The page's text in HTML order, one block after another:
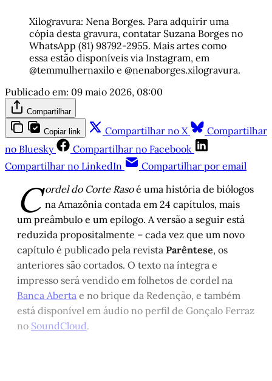
Xilogravura: Nena Borges. Para adquirir uma
cópia desta gravura, contatar Suzana Borges no
WhatsApp (81) 98792-2955. Mais artes como
essa estão disponíveis via Instagram, em
@temmulhernaxilo e @nenaborges.xilogravura.
Publicado em: 09 maio 2026, 08:00
Compartilhar
Copiar link Compartilhar no X
Compartilhar
no Bluesky
Compartilhar no Facebook
Compartilhar no LinkedIn
Compartilhar por email
C ordel do Corte Rasoé uma história de biólogos
na Amazônia contada em 24 capítulos, mais
um preâmbulo e um epílogo. A versão a seguir está
reduzida propositalmente – cada vez que um novo
capítulo é publicado pela revista Parêntese, os
anteriores são cortados. O texto na íntegra e
impresso será vendido em folhetos de cordel na
Banca Aberta e no brique da Redenção, e também
está disponível em áudio no perfil de Gonçalo Ferraz
no SoundCloud.